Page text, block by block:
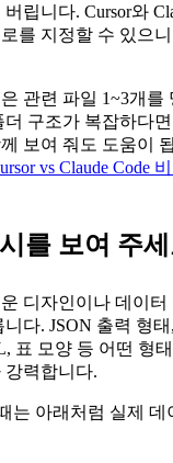
립니다. Cursor와
를 지정할 수 있으
관련 파일 1~3개를
구조가 복잡하다면
보여 줘도 도움이
vs Claude Code
를 보여 주
디자인이나 데이터
다. JSON 출력 형
표 모양 등 어떤 형
강력합니다.
는 아래처럼 실제 데